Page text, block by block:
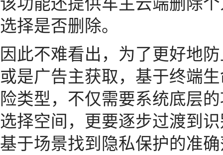
选择是否删除。
因此不难看出，为了更好地
或是广告主获取，基于终端
险类型，不仅需要系统底层
选择空间，更要逐步过渡到
基于场景找到隐私保护的准